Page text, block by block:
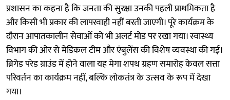
प्रशासन का कहना है कि जनता की सुरक्षा उनकी पहली प्राथमिकता है
और किसी भी प्रकार की लापरवाही नहीं बरती जाएगी। पूरे कार्यक्रम के
दौरान आपातकालीन सेवाओं को भी अलर्ट मोड पर रखा गया। स्वास्थ्य
विभाग की ओर से मेडिकल टीम और एंबुलेंस की विशेष व्यवस्था की गई।
ब्रिगेड परेड ग्राउंड में होने वाला यह मेगा शपथ ग्रहण समारोह केवल सत्ता
परिवर्तन का कार्यक्रम नहीं, बल्कि लोकतंत्र के उत्सव के रूप में देखा
गया।